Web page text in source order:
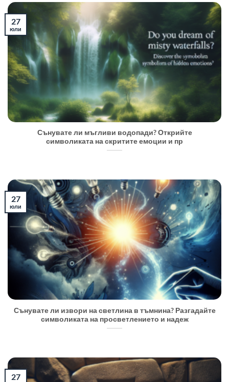
Сънувате ли мъгливи водопади? Открийте
символиката на скритите емоции и пр
27
юли
Сънувате ли извори на светлина в тъмнина? Разгадайте
символиката на просветлението и надеж
27
юли
27